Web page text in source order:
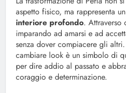
aspetto fisico, ma rappresenta un
interiore profondo. Attraverso
imparando ad amarsi e ad
senza dover compiacere gli
cambiare look è un simbolo di
per dire addio al passato e
coraggio e determinazione.